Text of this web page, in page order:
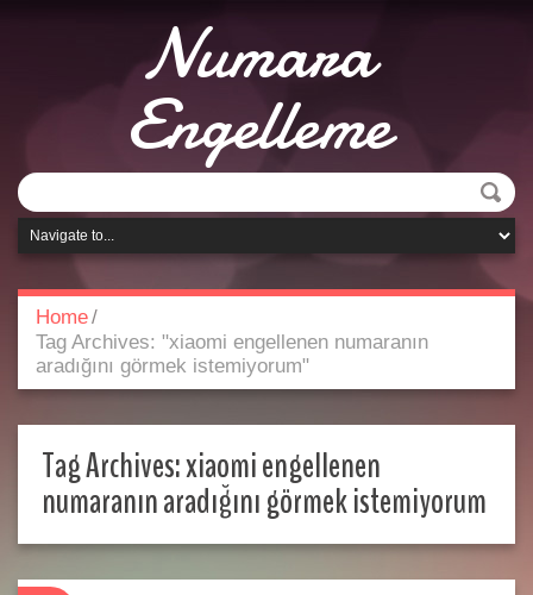
Numara
Engelleme
Home/
Tag Archives: "xiaomi engellenen numaranın
aradığını görmek istemiyorum"
Tag Archives:xiaomi engellenen
numaranın aradığını görmek istemiyorum